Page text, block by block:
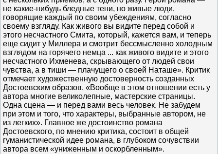
не какие-нибудь бледные тени, но живые люди,
говорящие каждый по своим убеждениям, согласно
своему взгляду. Как живого вы видите перед собой и
этого несчастного Смита, который, кажется вам, и теперь
еще сидит у Миллера и смотрит бессмысленно холодным
взглядом на горячего немца ... как живого видите и этого
несчастного Ихменева, скрывающего от людей свои
чувства, а в тиши — плачущего о своей Наташе». Критик
отмечает художественную достоверность созданных
Достоевским образов. «Вообще в этом отношении есть у
автора многие великолепные, мастерские страницы.
Одна сцена — и перед вами весь человек. Не забудем
при этом и того, что характеры, выбранные автором, не
из легких». Главное же достоинство романа
Достоевского, по мнению критика, состоит в общей
гуманистической идее романа, в глубоком сочувствии
автора всем «униженным и оскорбленным».